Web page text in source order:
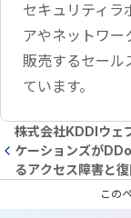
セキュリティラ
アやネットワー
販売するセール
ています。
株式会社KDDIウェ
ケーションズが
るアクセス障害と
この